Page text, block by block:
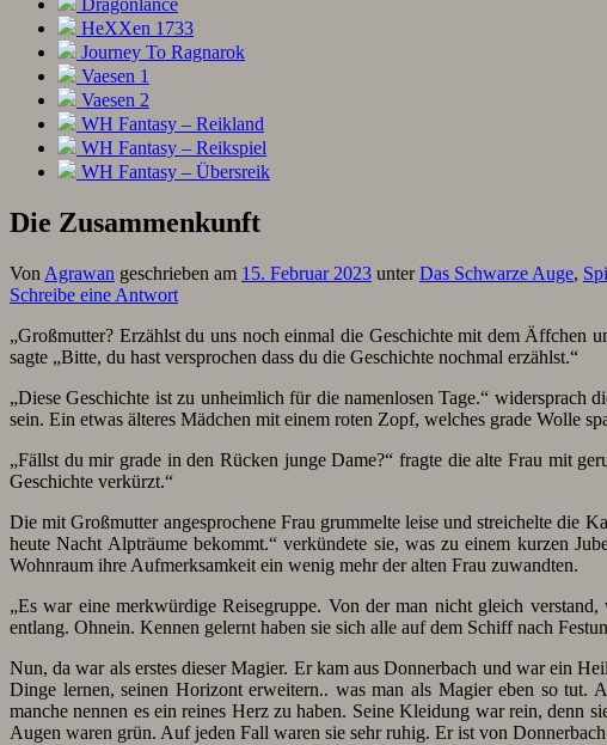
Dragonlance
HeXXen 1733
Journey To Ragnarok
Vaesen 1
Vaesen 2
WH Fantasy – Reikland
WH Fantasy – Reikspiel
WH Fantasy – Übersreik
Die Zusammenkunft
Von Agrawan geschrieben am 15. Februar 2023 unterDas Schwarze Auge,
Schreibe eine Antwort
„Großmutter? Erzählst du uns noch einmal die Geschichte mit dem Äffchen
sagte „Bitte, du hast versprochen dass du die Geschichte nochmal erzählst.“
„Diese Geschichte ist zu unheimlich für die namenlosen Tage.“
sein. Ein etwas älteres Mädchen mit einem roten Zopf, welches grade Wolle
„Fällst du mir grade in den Rücken junge Dame?“ fragte die alte Frau mit
Geschichte verkürzt.“
Die mit Großmutter angesprochene Frau grummelte leise und streichelte die
heute Nacht Alpträume bekommt.“ verkündete sie, was zu einem kurzen
Wohnraum ihre Aufmerksamkeit ein wenig mehr der alten Frau zuwandten.
„Es war eine merkwürdige Reisegruppe. Von der man nicht gleich
entlang. Ohnein. Kennen gelernt haben sie sich alle auf dem Schiff nach
Nun, da war als erstes dieser Magier. Er kam aus Donnerbach und war ein
Dinge lernen, seinen Horizont erweitern.. was man als Magier eben so tut.
manche nennen es ein reines Herz zu haben. Seine Kleidung war rein, denn
Augen waren grün. Auf jeden Fall waren sie sehr ruhig. Er ist von